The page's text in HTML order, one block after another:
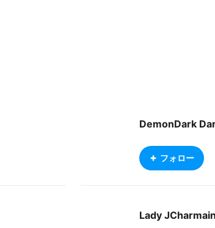
DemonDark
フォロー
Lady